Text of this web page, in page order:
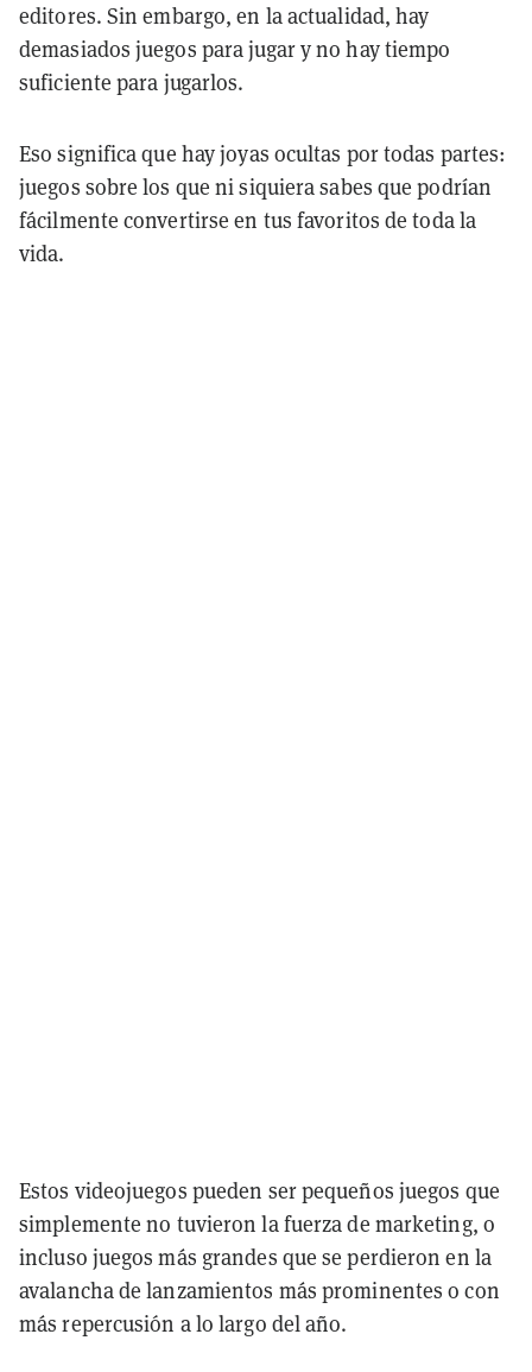
editores. Sin embargo, en la actualidad, hay
demasiados juegos para jugar y no hay tiempo
suficiente para jugarlos.
Eso significa que hay joyas ocultas por todas partes:
juegos sobre los que ni siquiera sabes que podrían
fácilmente convertirse en tus favoritos de toda la
vida.
Estos videojuegos pueden ser pequeños juegos que
simplemente no tuvieron la fuerza de marketing, o
incluso juegos más grandes que se perdieron en la
avalancha de lanzamientos más prominentes o con
más repercusión a lo largo del año.